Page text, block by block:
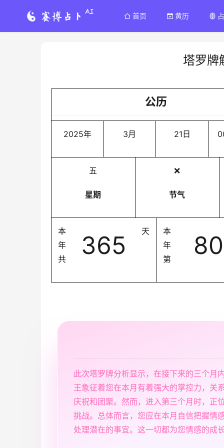
首页 黄历
塔罗牌
公历
2025年 3月 21日
五
星期
❌
节气
本
年
共
365 天
本
年
第
80
此次塔罗牌分析显示，在接下来的三个月
王象征着您在本月有着强大的掌控力，关
庆祝和团聚。然而，进入第三个月时，正
挑战。总体而言，您应在本月自信把握情
处理潜在的事宜。这一切都为您情感的成